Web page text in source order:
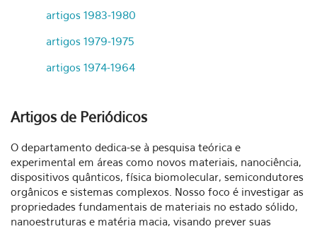
artigos 1983-1980
artigos 1979-1975
artigos 1974-1964
Artigos de Periódicos
O departamento dedica-se à pesquisa teórica e
experimental em áreas como novos materiais, nanociência,
dispositivos quânticos, física biomolecular, semicondutores
orgânicos e sistemas complexos. Nosso foco é investigar as
propriedades fundamentais de materiais no estado sólido,
nanoestruturas e matéria macia, visando prever suas